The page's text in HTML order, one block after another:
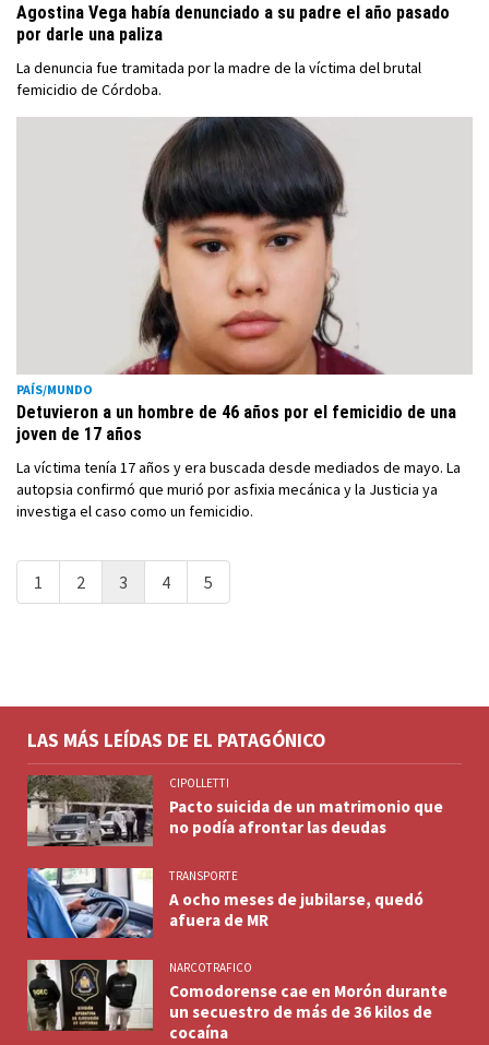
Agostina Vega había denunciado a su padre el año pasado
por darle una paliza
La denuncia fue tramitada por la madre de la víctima del brutal
femicidio de Córdoba.
PAÍS/MUNDO
Detuvieron a un hombre de 46 años por el femicidio de una
joven de 17 años
La víctima tenía 17 años y era buscada desde mediados de mayo. La
autopsia confirmó que murió por asfixia mecánica y la Justicia ya
investiga el caso como un femicidio.
1 2 3 4 5
LAS MÁS LEÍDAS DE EL PATAGÓNICO
CIPOLLETTI
Pacto suicida de un matrimonio que
no podía afrontar las deudas
TRANSPORTE
A ocho meses de jubilarse, quedó
afuera de MR
NARCOTRAFICO
Comodorense cae en Morón durante
un secuestro de más de 36 kilos de
cocaína